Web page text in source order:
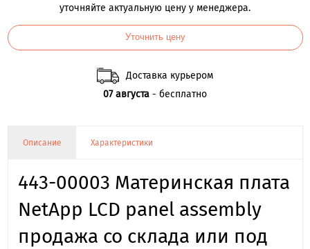
уточняйте актуальную цену у менеджера.
Уточнить цену
Доставка курьером
07 августа - бесплатно
Описание Характеристики
443-00003 Материнская плата
NetApp LCD panel assembly
продажа со склада или под